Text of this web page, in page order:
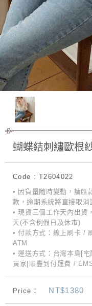
蝴蝶結刺繡歐根
Code : T2604022
• 因貨量隨時變動，請匯
款，逾期系統將直接取消
• 現貨三個工作天內出貨
天(不含例假日及休市)
• 付款方式：線上刷卡 /
ATM
• 運送方式：台灣本島[
買家[順豐到付運費 /
Price： NT$1380